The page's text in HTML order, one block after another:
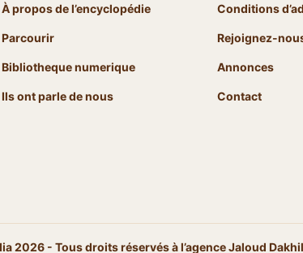
À propos de l’encyclopédie
Parcourir
Bibliotheque numerique
Ils ont parle de nous
Conditions
Rejoignez-
Annonces
Contact
2026 - Tous droits réservés à l’agence Jaloud